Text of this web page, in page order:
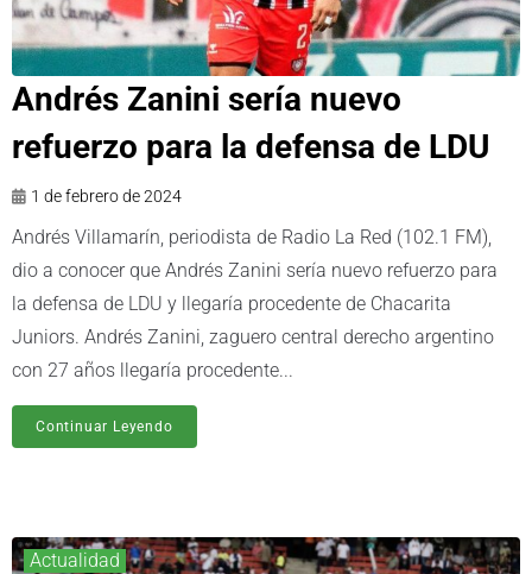
Andrés Zanini sería nuevo
refuerzo para la defensa de LDU
1 de febrero de 2024
Andrés Villamarín, periodista de Radio La Red (102.1 FM),
dio a conocer que Andrés Zanini sería nuevo refuerzo para
la defensa de LDU y llegaría procedente de Chacarita
Juniors. Andrés Zanini, zaguero central derecho argentino
con 27 años llegaría procedente...
Continuar Leyendo
Actualidad